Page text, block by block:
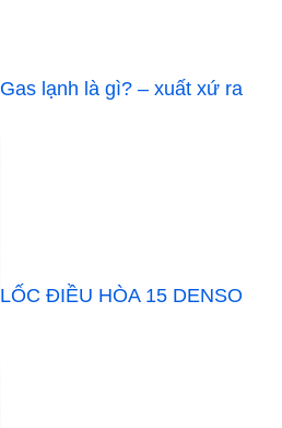
Gas lạnh là gì? – xuất xứ ra
LỐC ĐIỀU HÒA 15 DENSO